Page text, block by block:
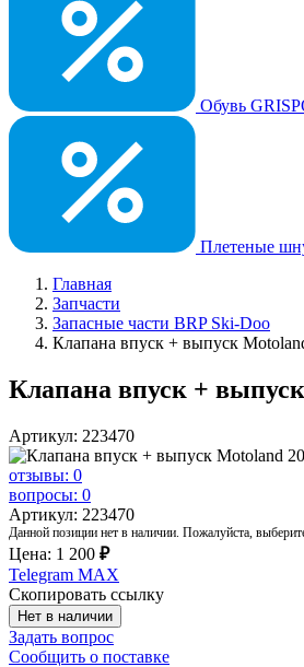
Обувь
Плетеные
Главная
Запчасти
Запасные части BRP Ski-Doo
Клапана впуск + выпуск
Клапана впуск +
Артикул: 223470
отзывы: 0
вопросы: 0
Артикул: 223470
Данной позиции нет в наличии. Пожалуйста,
Цена: 1 200 ₽
Telegram MAX
Скопировать ссылку
Нет в наличии
Задать вопрос
Сообщить о поставке